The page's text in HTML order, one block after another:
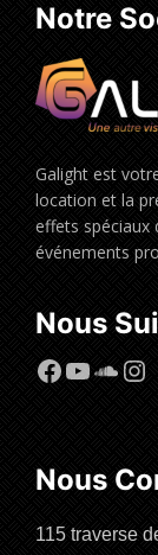
Notre
Galight est
location et la
effets spéciaux
événements
Nous
Facebook
YouTube
Nous
115 traverse